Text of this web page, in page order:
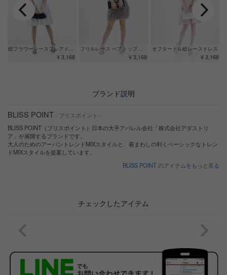
フリルレース ベアトップドレス ブロンズ
¥ 3,168
オフタートル総レースドレス
¥ 3,168
¥ 3,168
ブランド説明
BLISS POINT - ブリスポイント -
BLISS POINT（ブリスポイント）日本の大手アパレル会社「株式会社アダストリ
ア」が展開するブランドです。
大人のためのアーバントレンドMIXスタイルと、着まわしの利くベーシックなトレン
ドMIXスタイルを提案しています。
BLISS POINT のアイテムをもっと見る
チェックしたアイテム